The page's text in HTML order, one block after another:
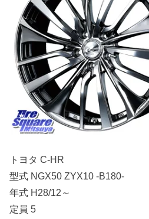
トヨタ C-HR
型式 NGX50 ZYX10 -B180-
年式 H28/12～
定員 5